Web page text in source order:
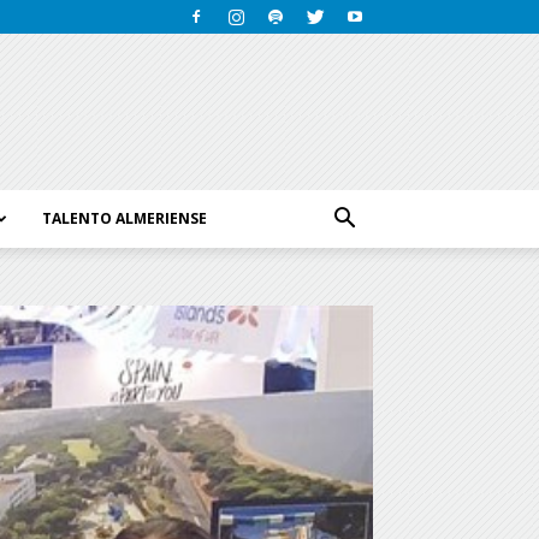
TALENTO ALMERIENSE